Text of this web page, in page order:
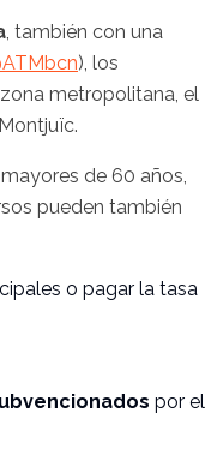
, también con una
), los
metropolitana, el
de 60 años,
pueden también
o pagar la tasa
por el